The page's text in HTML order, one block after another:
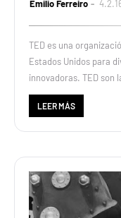
Emilio Ferreiro
TED es una
Estados Unidos para
innovadoras. TED son
LEER MÁS